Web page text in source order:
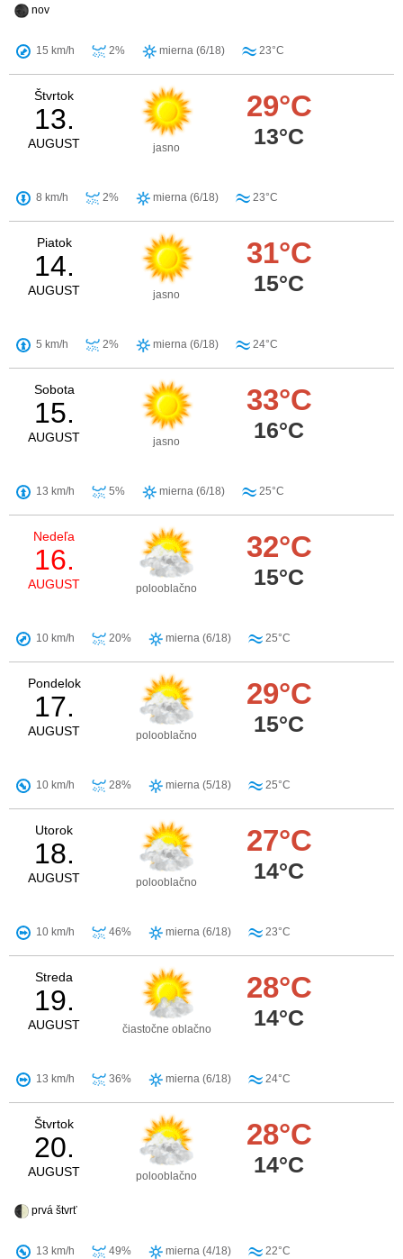
nov
15 km/h 2% mierna (6/18) 23°C
Štvrtok
13.
AUGUST jasno
29°C
13°C
8 km/h 2% mierna (6/18) 23°C
Piatok
14.
AUGUST jasno
31°C
15°C
5 km/h 2% mierna (6/18) 24°C
Sobota
15.
AUGUST jasno
33°C
16°C
13 km/h 5% mierna (6/18) 25°C
Nedeľa
16.
AUGUST polooblačno
32°C
15°C
10 km/h 20% mierna (6/18) 25°C
Pondelok
17.
AUGUST polooblačno
29°C
15°C
10 km/h 28% mierna (5/18) 25°C
Utorok
18.
AUGUST polooblačno
27°C
14°C
10 km/h 46% mierna (6/18) 23°C
Streda
19.
AUGUST čiastočne oblačno
28°C
14°C
13 km/h 36% mierna (6/18) 24°C
Štvrtok
20.
AUGUST polooblačno
28°C
14°C
prvá štvrť
13 km/h 49% mierna (4/18) 22°C